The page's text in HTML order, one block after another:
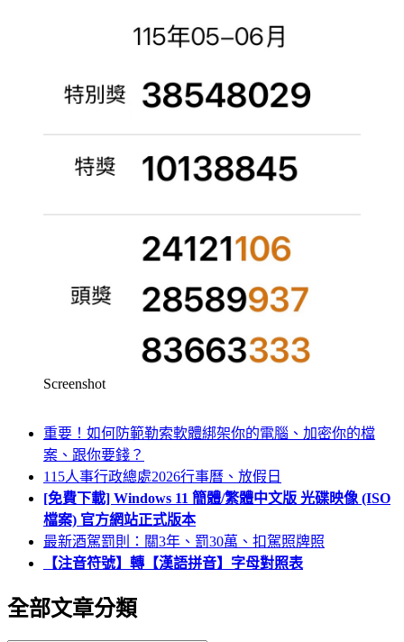
Screenshot
重要！如何防範勒索軟體綁架你的電腦、加密你的檔
案、跟你要錢？
115人事行政總處2026行事曆、放假日
[免費下載] Windows 11 簡體/繁體中文版 光碟映像 (ISO
檔案) 官方網站正式版本
最新酒駕罰則：關3年、罰30萬、扣駕照牌照
【注音符號】轉【漢語拼音】字母對照表
全部文章分類